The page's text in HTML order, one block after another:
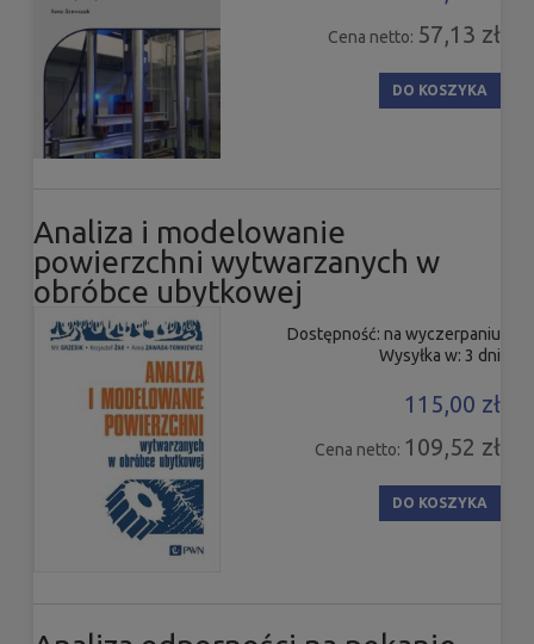
Cena netto: 57,13 zł
DO KOSZYKA
Analiza i modelowanie
powierzchni wytwarzanych w
obróbce ubytkowej
Dostępność: na wyczerpaniu
Wysyłka w: 3 dni
115,00 zł
Cena netto: 109,52 zł
DO KOSZYKA